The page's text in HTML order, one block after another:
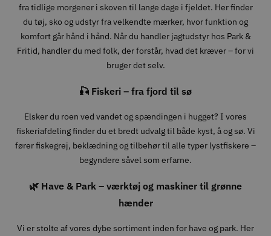
fra tidlige morgener i skoven til lange dage i fjeldet. Her finder
du tøj, sko og udstyr fra velkendte mærker, hvor funktion og
komfort går hånd i hånd. Når du handler jagtudstyr hos Park &
Fritid, handler du med folk, der forstår, hvad det kræver – for vi
bruger det selv.
🎣 Fiskeri – fra fjord til sø
Elsker du roen ved vandet og spændingen i hugget? I vores
fiskeriafdeling finder du et bredt udvalg til både kyst, å og sø. Vi
fører fiskegrej, beklædning og tilbehør til alle typer lystfiskere –
begyndere såvel som erfarne.
🌿 Have & Park – værktøj og maskiner til grønne
hænder
Vi er stolte af vores dybe sortiment inden for have og park. Her